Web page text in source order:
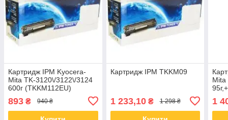
Картридж IPM Kyocera-
Mita TK-3120\/3122\/3124
600г (TKKM112EU)
893 ₴ 940 ₴
Картридж IPM TKKM09
1 233,10₴ 1 298 ₴
Mita
1